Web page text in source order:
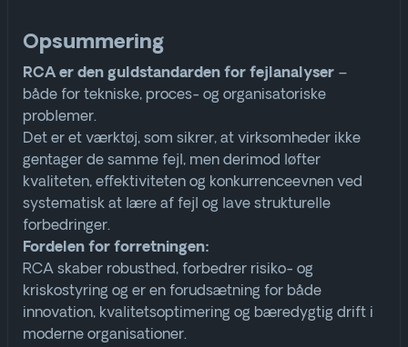
Opsummering
RCA er den guldstandarden for fejlanalyser –
både for tekniske, proces- og organisatoriske
problemer.
Det er et værktøj, som sikrer, at virksomheder ikke
gentager de samme fejl, men derimod løfter
kvaliteten, effektiviteten og konkurrenceevnen ved
systematisk at lære af fejl og lave strukturelle
forbedringer.
Fordelen for forretningen:
RCA skaber robusthed, forbedrer risiko- og
kriskostyring og er en forudsætning for både
innovation, kvalitetsoptimering og bæredygtig drift i
moderne organisationer.